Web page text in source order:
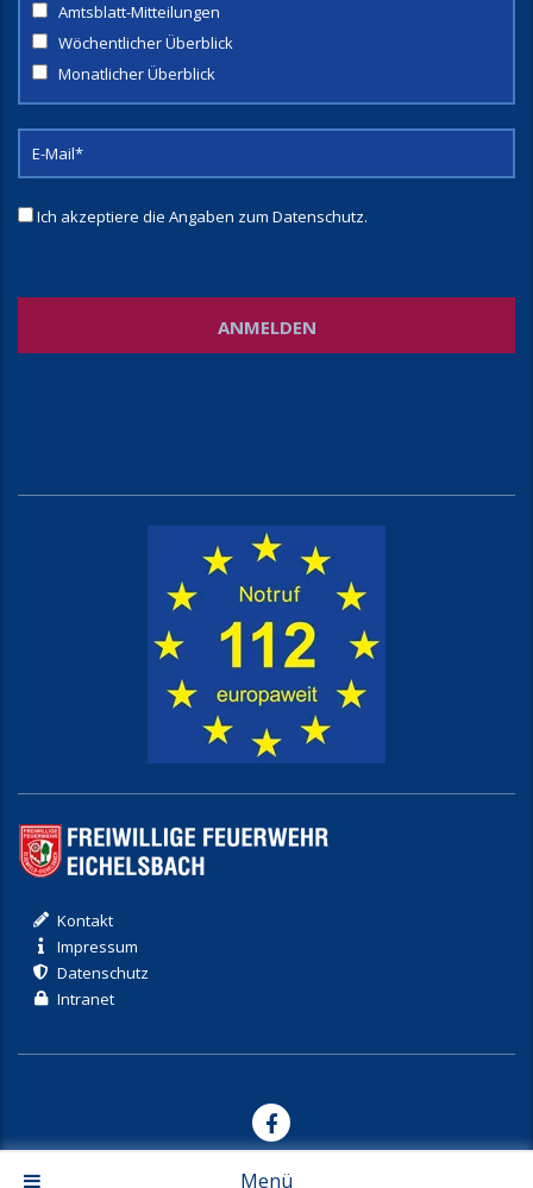
Amtsblatt-Mitteilungen
Wöchentlicher Überblick
Monatlicher Überblick
Ich akzeptiere die Angaben zum Datenschutz.
Kontakt
Impressum
Datenschutz
Intranet
© 2017-2026 Freiwillige Feuerwehr Eichelsbach
Menü